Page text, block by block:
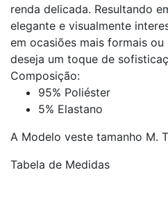
renda delicada. Resultando
elegante e visualmente
em ocasiões mais formais
deseja um toque de
Composição:
95% Poliéster
5% Elastano
A Modelo veste tamanho M.
Tabela de Medidas